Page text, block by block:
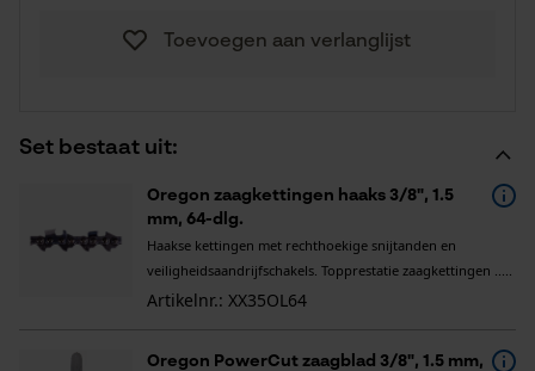
Set bestaat uit:
Oregon zaagkettingen haaks 3/8", 1.5
mm, 64-dlg.
Haakse kettingen met rechthoekige snijtanden en
veiligheidsaandrijfschakels. Topprestatie zaagkettingen .....
Artikelnr.: XX35OL64
Oregon PowerCut zaagblad 3/8", 1.5 mm,
Toevoegen aan verlanglijst